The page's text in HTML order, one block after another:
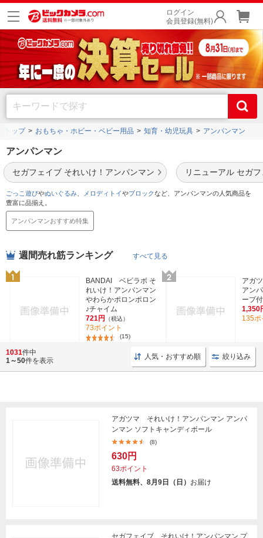
ログイン
会員登録(無料)
トップ おもちゃ・ホビー・ベビー用品 知育・幼児玩具 アンパンマン
アンパンマン
セガフェイブ それいけ！アンパンマン リニューアル セガ
ごっこ遊びやぬいぐるみ メロディトイやブロックなど、アンパンマンの人気商品を
豊富に品揃え。
アンパンマンおすすめ特集
週間売れ筋ランキング すべて見る
BANDAI ベビラボ そ
れいけ！アンパンマン
やわらかポロンポロン
♪チャイム
721円
（税込）
73ポイント
(15)
アガ
アン
ープ
1,350
135ポ
1031件中
1～50件を表示 人気・おすすめ順 絞り込み
アガツマ それいけ！アンパンマン アンパ
ンマン ソフトキャンディボール
(8)
630円
63ポイント
送料無料、8月9日（日） お届け
セガフェイブ それいけ！アンパンマン プ